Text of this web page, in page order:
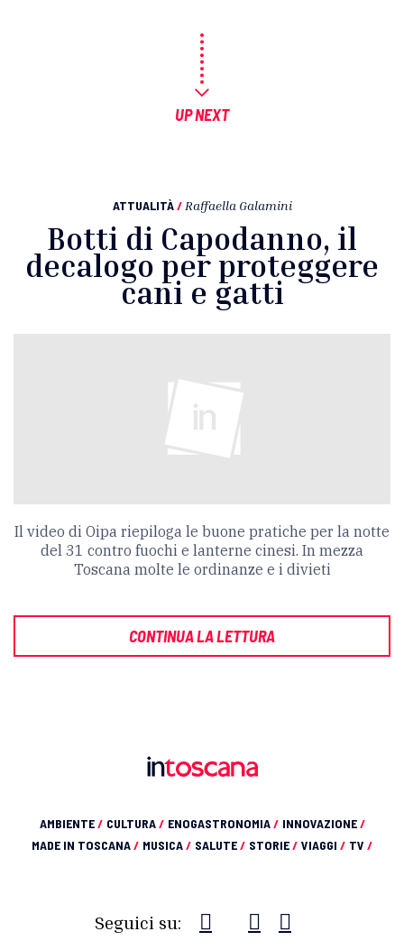
UP NEXT
ATTUALITÀ / Raffaella Galamini
Botti di Capodanno, il
decalogo per proteggere
cani e gatti
Il video di Oipa riepiloga le buone pratiche per la notte
del 31 contro fuochi e lanterne cinesi. In mezza
Toscana molte le ordinanze e i divieti
CONTINUA LA LETTURA
AMBIENTE/ CULTURA/ ENOGASTRONOMIA/ INNOVAZIONE/
MADE IN TOSCANA/ MUSICA/ SALUTE/ STORIE/ VIAGGI / TV /
Seguici su: